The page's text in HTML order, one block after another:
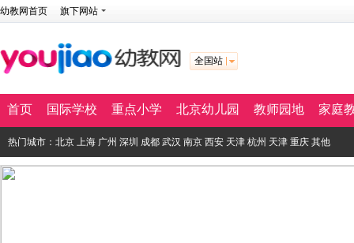
幼教网首页 旗下网站
全国站
首页 国际学校 重点小学 北京幼儿园 教师园地 家庭
热门城市： 北京 上海 广州 深圳 成都 武汉 南京 西安 天津 杭州 天津 重庆 其他